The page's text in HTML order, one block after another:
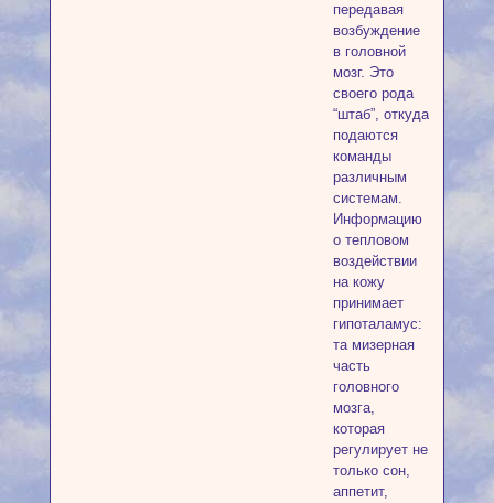
передавая
возбуждение
в головной
мозг. Это
своего рода
“штаб”, откуда
подаются
команды
различным
системам.
Информацию
о тепловом
воздействии
на кожу
принимает
гипоталамус:
та мизерная
часть
головного
мозга,
которая
регулирует не
только сон,
аппетит,